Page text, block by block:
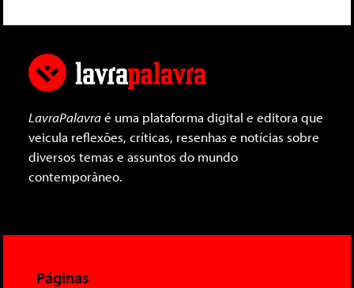
LavraPalavraé uma plataforma digital e editora que
veicula reflexões, críticas, resenhas e notícias sobre
diversos temas e assuntos do mundo
contemporâneo.
Páginas